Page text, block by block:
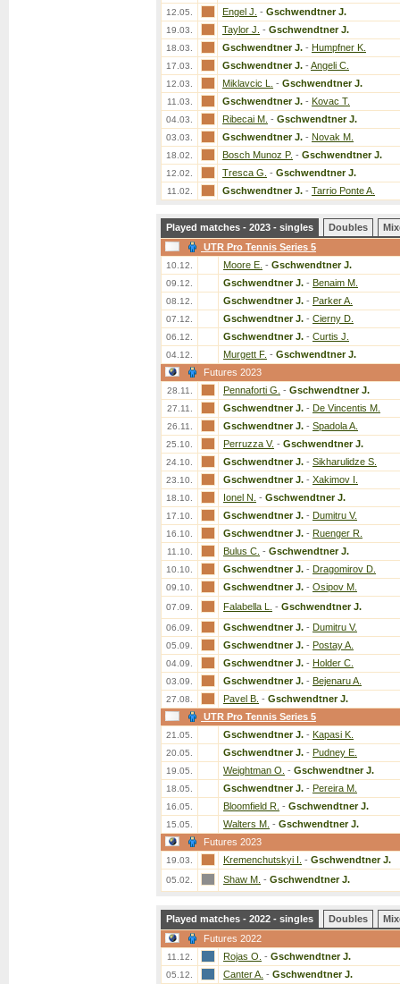
12.05. Engel J. - Gschwendtner J.
19.03. Taylor J. - Gschwendtner J.
18.03. Gschwendtner J. - Humpfner K.
17.03. Gschwendtner J. - Angeli C.
12.03. Miklavcic L. - Gschwendtner J.
11.03. Gschwendtner J. - Kovac T.
04.03. Ribecai M. - Gschwendtner J.
03.03. Gschwendtner J. - Novak M.
18.02. Bosch Munoz P. - Gschwendtner J.
12.02. Tresca G. - Gschwendtner J.
11.02. Gschwendtner J. - Tarrio Ponte A.
Played matches - 2023 - singles Doubles
UTR Pro Tennis Series 5
10.12. Moore E. - Gschwendtner J.
09.12. Gschwendtner J. - Benaim M.
08.12. Gschwendtner J. - Parker A.
07.12. Gschwendtner J. - Cierny D.
06.12. Gschwendtner J. - Curtis J.
04.12. Murgett F. - Gschwendtner J.
Futures 2023
28.11. Pennaforti G. - Gschwendtner J.
27.11. Gschwendtner J. - De Vincentis M.
26.11. Gschwendtner J. - Spadola A.
25.10. Perruzza V. - Gschwendtner J.
24.10. Gschwendtner J. - Sikharulidze S.
23.10. Gschwendtner J. - Xakimov I.
18.10. Ionel N. - Gschwendtner J.
17.10. Gschwendtner J. - Dumitru V.
16.10. Gschwendtner J. - Ruenger R.
11.10. Bulus C. - Gschwendtner J.
10.10. Gschwendtner J. - Dragomirov D.
09.10. Gschwendtner J. - Osipov M.
07.09. Falabella L. - Gschwendtner J.
06.09. Gschwendtner J. - Dumitru V.
05.09. Gschwendtner J. - Postay A.
04.09. Gschwendtner J. - Holder C.
03.09. Gschwendtner J. - Bejenaru A.
27.08. Pavel B. - Gschwendtner J.
UTR Pro Tennis Series 5
21.05. Gschwendtner J. - Kapasi K.
20.05. Gschwendtner J. - Pudney E.
19.05. Weightman O. - Gschwendtner J.
18.05. Gschwendtner J. - Pereira M.
16.05. Bloomfield R. - Gschwendtner J.
15.05. Walters M. - Gschwendtner J.
Futures 2023
19.03. Kremenchutskyi I. - Gschwendtner J.
05.02. Shaw M. - Gschwendtner J.
Played matches - 2022 - singles Doubles
Futures 2022
11.12. Rojas O. - Gschwendtner J.
05.12. Canter A. - Gschwendtner J.